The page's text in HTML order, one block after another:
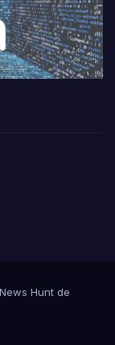
Hunt de